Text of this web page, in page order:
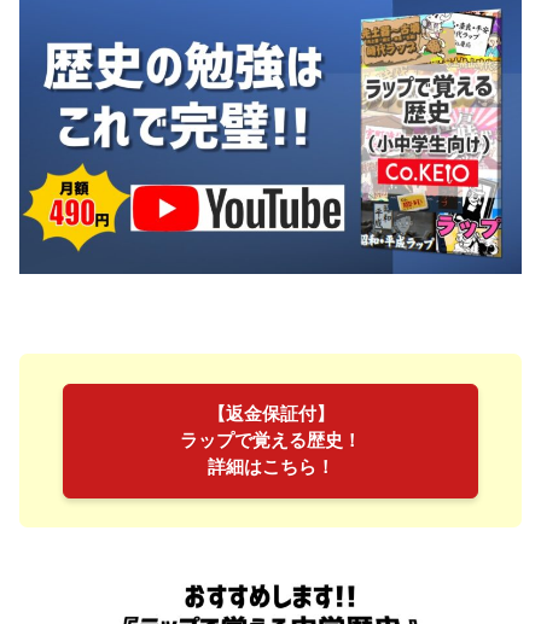
【返金保証付】
ラップで覚える歴史！
詳細はこちら！